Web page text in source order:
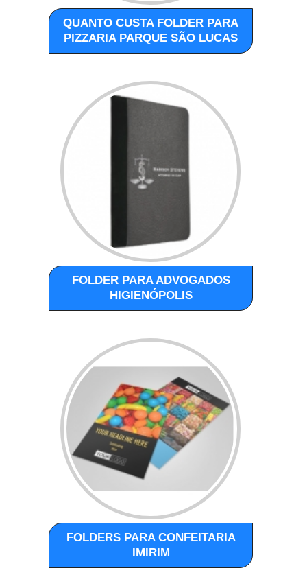
QUANTO CUSTA FOLDER PARA
PIZZARIA PARQUE SÃO LUCAS
FOLDER PARA ADVOGADOS
HIGIENÓPOLIS
FOLDERS PARA CONFEITARIA
IMIRIM